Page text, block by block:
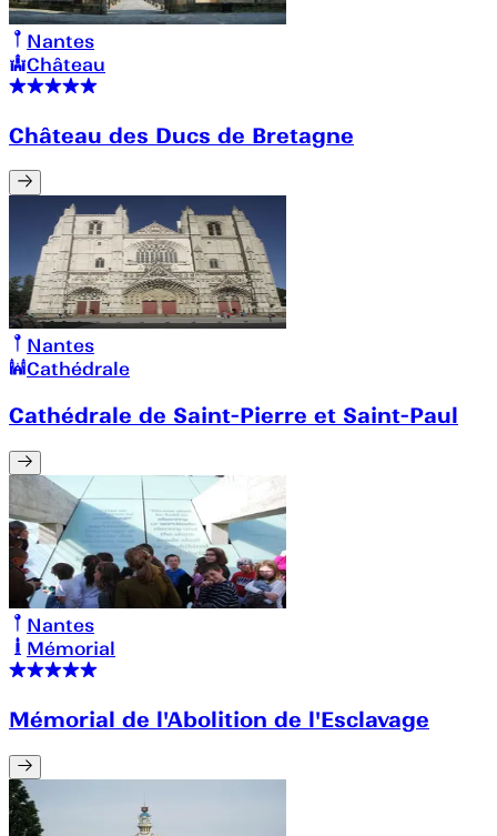
Nantes
Château
Château des Ducs de Bretagne
Nantes
Cathédrale
Cathédrale de Saint-Pierre et Saint-Paul
Nantes
Mémorial
Mémorial de l'Abolition de l'Esclavage